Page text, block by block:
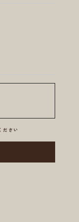
ださい